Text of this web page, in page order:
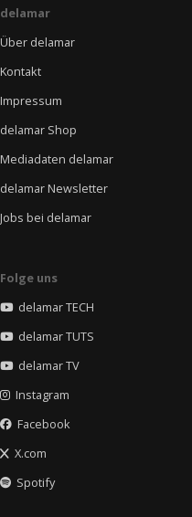
delamar
Über delamar
Kontakt
Impressum
delamar Shop
Mediadaten delamar
delamar Newsletter
Jobs bei delamar
Folge uns
delamar TECH
delamar TUTS
delamar TV
Instagram
Facebook
X.com
Spotify